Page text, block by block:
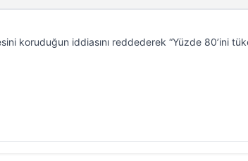
koruduğun iddiasını reddederek “Yüzde 80’ini